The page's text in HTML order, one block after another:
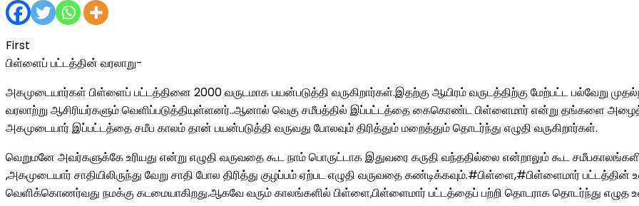
First
பிள்ளைப் பட்டத்தின் வரலாறு-
அகமுடையார்கள் பிள்ளைப் பட்டத்தினை 2000 வருடமாக பயன்படுத்தி வருகிறார்கள்.இதற்கு ஆயிரம் வருடத்திற்கு மேற்பட்ட பல்வேறு
வரலாற்று ஆசிரியர்களும் வெளிப்படுத்தியுள்ளனர்..ஆனால் வெகு சமீபத்தில் இப்பட்டத்தை கைகொண்ட பிள்ளைமார் என்று தங்களை
அகமுடையார் இப்பட்டத்தை சமீப காலம் தான் பயன்படுத்தி வருவது போலவும் திரித்தும் மறைத்தும் தொடர்ந்து எழுதி வருகிறார்கள்.
வெறுமனே அவர்களுக்கே உரியது என்று எழுதி வருவதை கூட நாம் பொருட்டாக இதுவரை கருதி வந்ததில்லை என்றாலும் கூட
,அகமுடையார் சாதியிலிருந்து வேறு சாதி போல திரித்து குழப்பம் ஏற்பட எழுதி வருவதை கண்டிக்கவும்.#பிள்ளை,#பிள்ளைமார்
வெளிக்கொணர்வது நமக்கு கடமையாகிறது.ஆகவே வரும் காலங்களில் பிள்ளை,பிள்ளைமார் பட்டத்தைப் பற்றி தொடராக தொடர்ந்து